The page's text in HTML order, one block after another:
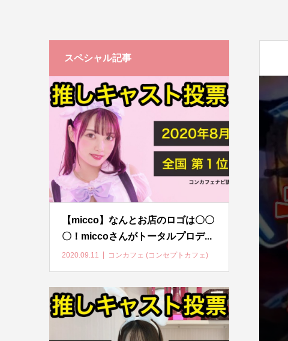
スペシャル記事
【micco】なんとお店のロゴは〇〇
〇！miccoさんがトータルプロデ...
2020.09.11 コンカフェ (コンセプトカフェ)